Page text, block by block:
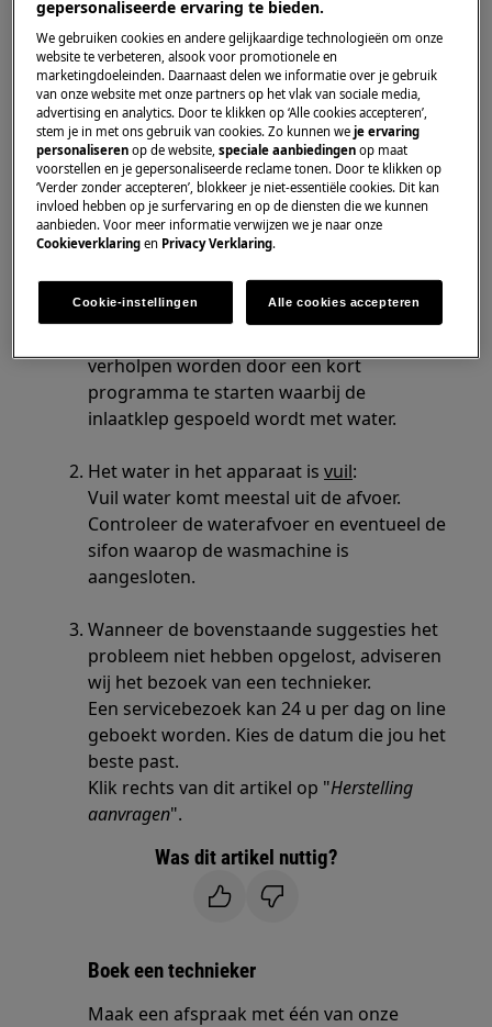
Heeft betrekking op
Wasmachine
Was-droogcombinatie
Oplossing
Controleer of het water in de wasmachine
helder of vuil is.
Mogelijk is de waterklep vervuild waardoor
deze niet goed meer kan openen of
verholpen worden door een kort
programma te starten waarbij de
inlaatklep gespoeld wordt met water.
Het water in het apparaat isvuil:
Vuil water komt meestal uit de afvoer.
Controleer de waterafvoer en eventueel de
sifon waarop de wasmachine is
aangesloten.
Wanneer de bovenstaande suggesties het
probleem niet hebben opgelost, adviseren
wij het bezoek van een technieker.
Een servicebezoek kan 24 u per dag on line
geboekt worden. Kies de datum die jou het
beste past.
Klik rechts van dit artikel op "Herstelling
aanvragen".
Was dit artikel nuttig?
Boek een technieker
Maak een afspraak met één van onze
gepersonaliseerde ervaring te bieden.
We gebruiken cookies en andere gelijkaardige technologieën om onze
website te verbeteren, alsook voor promotionele en
marketingdoeleinden. Daarnaast delen we informatie over je gebruik
van onze website met onze partners op het vlak van sociale media,
advertising en analytics. Door te klikken op ‘Alle cookies accepteren’,
stem je in met ons gebruik van cookies. Zo kunnen weje ervaring
personaliseren op de website,speciale aanbiedingen op maat
voorstellen en je gepersonaliseerde reclame tonen. Door te klikken op
‘Verder zonder accepteren’, blokkeer je niet-essentiële cookies. Dit kan
invloed hebben op je surfervaring en op de diensten die we kunnen
aanbieden. Voor meer informatie verwijzen we je naar onze
Cookieverklaring en Privacy Verklaring.
Cookie-instellingen Alle cookies accepteren